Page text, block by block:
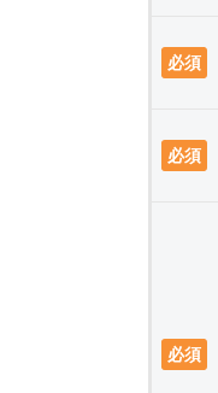
必須
必須
必須